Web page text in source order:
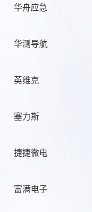
华舟应急
华测导航
英维克
塞力斯
捷捷微电
富满电子